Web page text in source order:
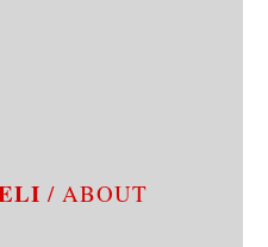
/ ABOUT